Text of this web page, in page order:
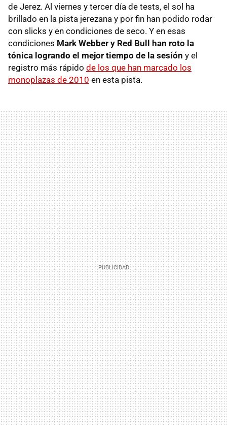
de Jerez. Al viernes y tercer día de tests, el sol ha
brillado en la pista jerezana y por fin han podido rodar
con slicks y en condiciones de seco. Y en esas
condiciones Mark Webber y Red Bull han roto la
tónica logrando el mejor tiempo de la sesión y el
registro más rápido de los que han marcado los
monoplazas de 2010 en esta pista.